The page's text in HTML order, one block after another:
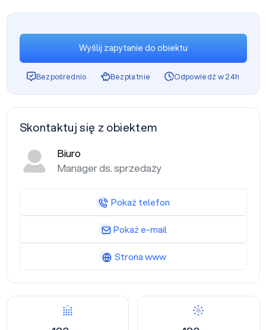
Konferencja Bankiet
Wyślij zapytanie do obiektu
Bezpośrednio Bezpłatnie Odpowiedź w 24h
Skontaktuj się z obiektem
Biuro
Manager ds. sprzedaży
Pokaż telefon
Pokaż e-mail
Strona www